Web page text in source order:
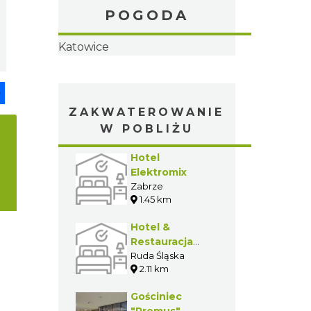
POGODA
ZAKWATEROWANIE
Hotel
Elektromix
Zabrze